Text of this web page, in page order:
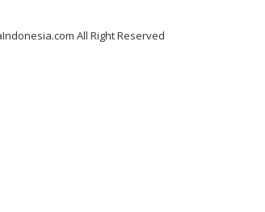
All Right Reserved